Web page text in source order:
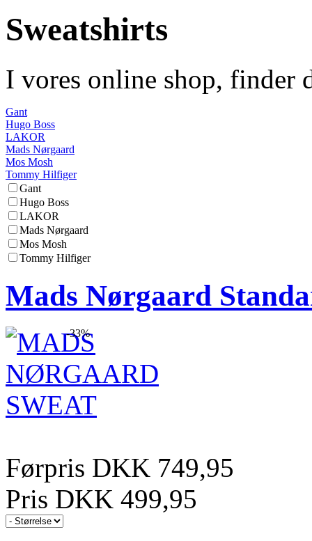
Sweatshirts
I vores online shop, finder
Gant
Hugo Boss
LAKOR
Mads Nørgaard
Mos Mosh
Tommy Hilfiger
Gant
Hugo Boss
LAKOR
Mads Nørgaard
Mos Mosh
Tommy Hilfiger
Mads Nørgaard
-33%
Førpris DKK 749,95
Pris DKK 499,95